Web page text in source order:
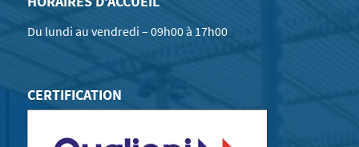
Du lundi au vendredi – 09h00 à 17h00
CERTIFICATION